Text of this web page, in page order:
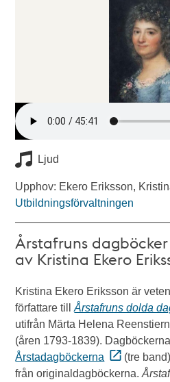
Ljud
Upphov: Ekero Eriksson,
Utbildningsförvaltningen
Årstafruns
av Kristina Ekero
Kristina Ekero Eriksson är
författare tillÅrstafruns dolda
utifrån Märta Helena
(åren 1793-1839).
Årstadagböckerna
(tre
från originaldagböckerna.